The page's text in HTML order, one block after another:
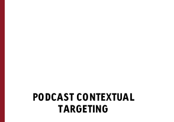
PODCAST CONTEXTUAL
TARGETING